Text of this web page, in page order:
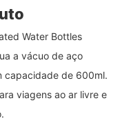
Water Bottles
a vácuo de aço
capacidade de 600ml.
viagens ao ar livre e